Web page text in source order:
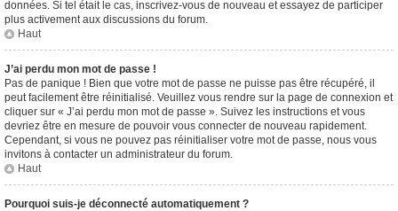
données. Si tel était le cas, inscrivez-vous de nouveau et essayez de participer
plus activement aux discussions du forum.
Haut
J’ai perdu mon mot de passe !
Pas de panique ! Bien que votre mot de passe ne puisse pas être récupéré, il
peut facilement être réinitialisé. Veuillez vous rendre sur la page de connexion et
cliquer sur « J’ai perdu mon mot de passe ». Suivez les instructions et vous
devriez être en mesure de pouvoir vous connecter de nouveau rapidement.
Cependant, si vous ne pouvez pas réinitialiser votre mot de passe, nous vous
invitons à contacter un administrateur du forum.
Haut
Pourquoi suis-je déconnecté automatiquement ?